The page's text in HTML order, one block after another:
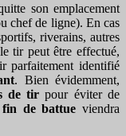
son emplacement
chef de ligne). En cas
riverains, autres
tir peut être effectué,
parfaitement identifié
. Bien évidemment,
de tir pour éviter de
de battue viendra